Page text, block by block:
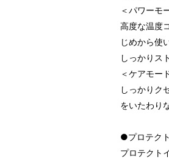
＜パワーモ
高度な温度
じめから使
しっかりス
＜ケアモー
しっかりク
をいたわり
●プロテク
プロテクト